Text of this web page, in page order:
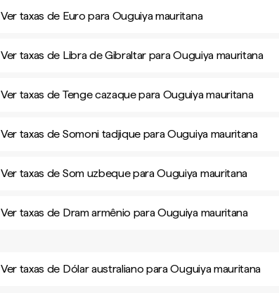
Ver taxas de Euro para Ouguiya mauritana
Ver taxas de Libra de Gibraltar para Ouguiya mauritana
Ver taxas de Tenge cazaque para Ouguiya mauritana
Ver taxas de Somoni tadjique para Ouguiya mauritana
Ver taxas de Som uzbeque para Ouguiya mauritana
Ver taxas de Dram armênio para Ouguiya mauritana
Ver taxas de Dólar australiano para Ouguiya mauritana